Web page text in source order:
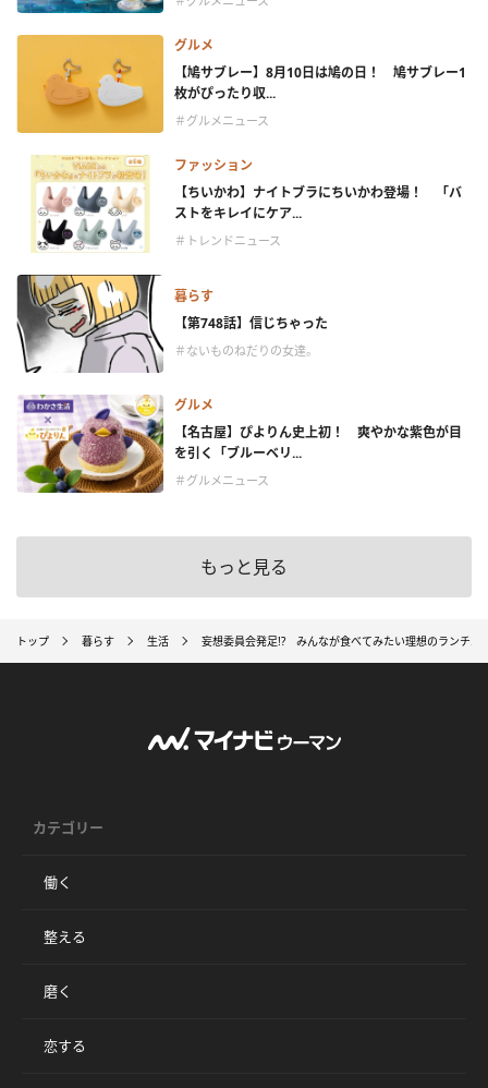
グルメ
【鳩サブレー】8月10日は鳩の日！ 鳩サブレー1
枚がぴったり収...
＃グルメニュース
ファッション
【ちいかわ】ナイトブラにちいかわ登場！ 「バ
ストをキレイにケア...
＃トレンドニュース
暮らす
【第748話】信じちゃった
＃ないものねだりの女達。
グルメ
【名古屋】ぴよりん史上初！ 爽やかな紫色が目
を引く「ブルーベリ...
＃グルメニュース
もっと見る
トップ 暮らす 生活 妄想委員会発足!? みんなが食べてみたい理想のランチパ
カテゴリー
働く
整える
磨く
恋する